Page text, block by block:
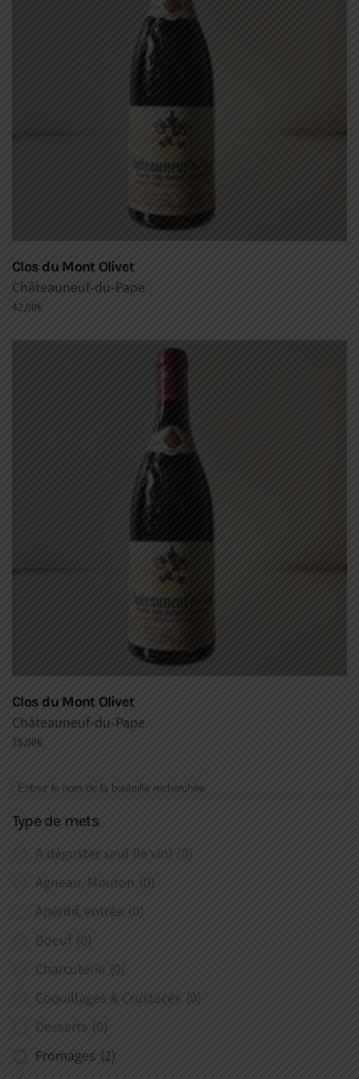
Clos du Mont Olivet
Châteauneuf-du-Pape
42,00€
Clos du Mont Olivet
Châteauneuf-du-Pape
75,00€
Type de mets
A déguster seul (le vin) (0)
Agneau, Mouton (0)
Apéritif, entrée (0)
Boeuf (0)
Charcuterie (0)
Coquillages & Crustacés (0)
Desserts (0)
Fromages (2)